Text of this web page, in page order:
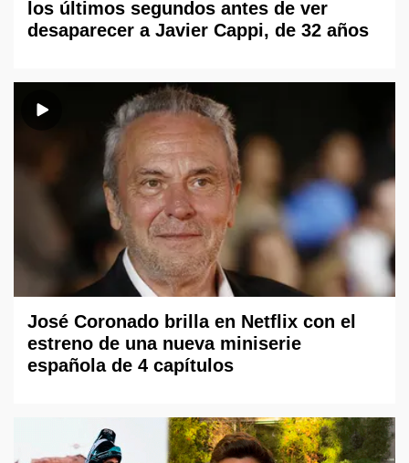
los últimos segundos antes de ver
desaparecer a Javier Cappi, de 32 años
José Coronado brilla en Netflix con el
estreno de una nueva miniserie
española de 4 capítulos